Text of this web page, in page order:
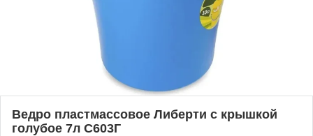
Ведро пластмассовое Либерти с крышкой
голубое 7л С603Г